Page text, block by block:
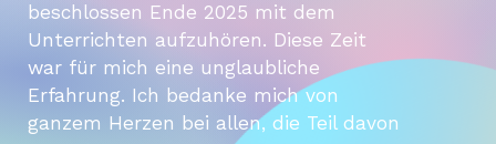
beschlossen Ende 2025 mit dem
Unterrichten aufzuhören. Diese Zeit
war für mich eine unglaubliche
Erfahrung. Ich bedanke mich von
ganzem Herzen bei allen, die Teil davon